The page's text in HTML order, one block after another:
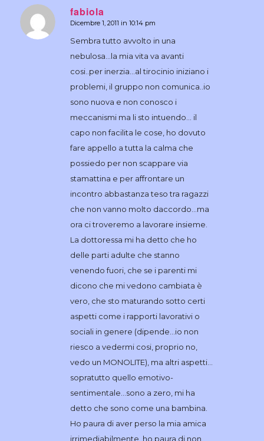
fabiola
dice:
Dicembre 1, 2011 in 10:14 pm
Sembra tutto avvolto in una
nebulosa…la mia vita va avanti
cosi..per inerzia…al tirocinio iniziano i
problemi, il gruppo non comunica..io
sono nuova e non conosco i
meccanismi ma li sto intuendo… il
capo non facilita le cose, ho dovuto
fare appello a tutta la calma che
possiedo per non scappare via
stamattina e per affrontare un
incontro abbastanza teso tra ragazzi
che non vanno molto daccordo…ma
ora ci troveremo a lavorare insieme.
La dottoressa mi ha detto che ho
delle parti adulte che stanno
venendo fuori, che se i parenti mi
dicono che mi vedono cambiata è
vero, che sto maturando sotto certi
aspetti come i rapporti lavorativi o
sociali in genere (dipende…io non
riesco a vedermi cosi, proprio no,
vedo un MONOLITE), ma altri aspetti…
sopratutto quello emotivo-
sentimentale…sono a zero, mi ha
detto che sono come una bambina.
Ho paura di aver perso la mia amica
irrimediabilmente, ho paura di non